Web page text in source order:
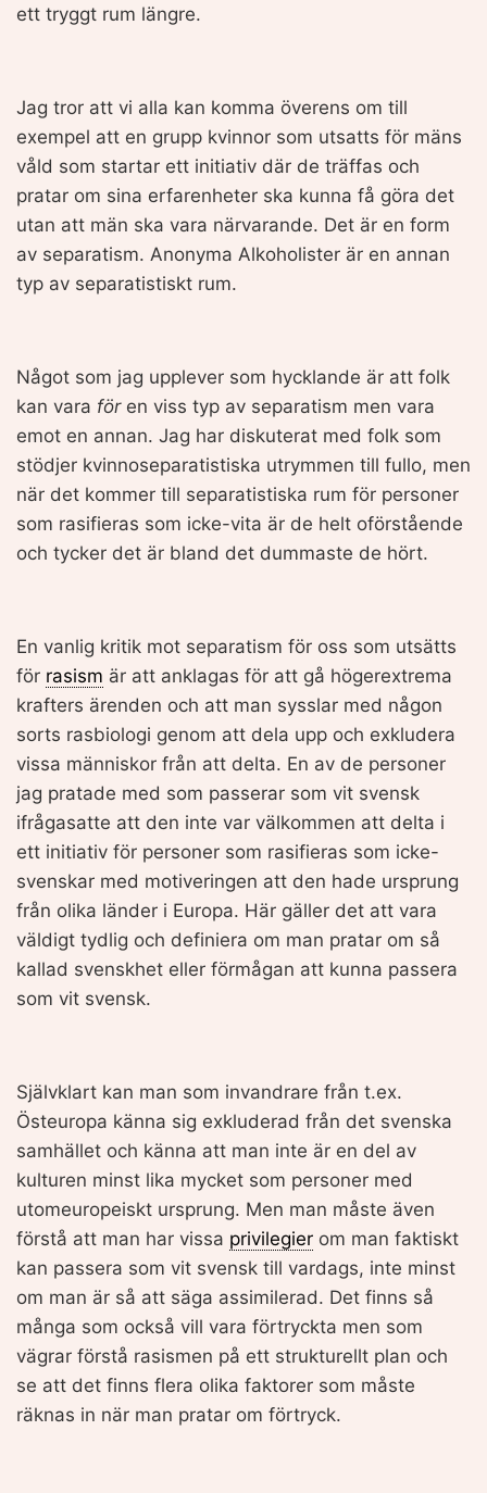
ett tryggt rum längre.
Jag tror att vi alla kan komma överens om till
exempel att en grupp kvinnor som utsatts för mäns
våld som startar ett initiativ där de träffas och
pratar om sina erfarenheter ska kunna få göra det
utan att män ska vara närvarande. Det är en form
av separatism. Anonyma Alkoholister är en annan
typ av separatistiskt rum.
Något som jag upplever som hycklande är att folk
kan vara fören viss typ av separatism men vara
emot en annan. Jag har diskuterat med folk som
stödjer kvinnoseparatistiska utrymmen till fullo, men
när det kommer till separatistiska rum för personer
som rasifieras som icke-vita är de helt oförstående
och tycker det är bland det dummaste de hört.
En vanlig kritik mot separatism för oss som utsätts
för rasism är att anklagas för att gå högerextrema
krafters ärenden och att man sysslar med någon
sorts rasbiologi genom att dela upp och exkludera
vissa människor från att delta. En av de personer
jag pratade med som passerar som vit svensk
ifrågasatte att den inte var välkommen att delta i
ett initiativ för personer som rasifieras som icke-
svenskar med motiveringen att den hade ursprung
från olika länder i Europa. Här gäller det att vara
väldigt tydlig och definiera om man pratar om så
kallad svenskhet eller förmågan att kunna passera
som vit svensk.
Självklart kan man som invandrare från t.ex.
Östeuropa känna sig exkluderad från det svenska
samhället och känna att man inte är en del av
kulturen minst lika mycket som personer med
utomeuropeiskt ursprung. Men man måste även
förstå att man har vissa privilegier om man faktiskt
kan passera som vit svensk till vardags, inte minst
om man är så att säga assimilerad. Det finns så
många som också vill vara förtryckta men som
vägrar förstå rasismen på ett strukturellt plan och
se att det finns flera olika faktorer som måste
räknas in när man pratar om förtryck.